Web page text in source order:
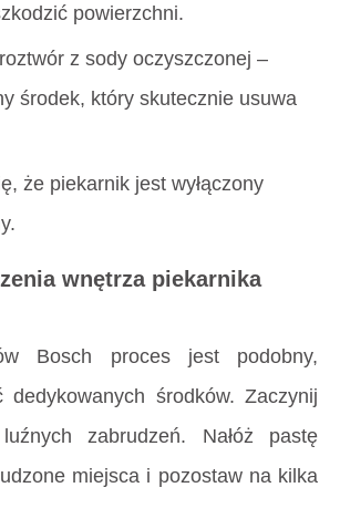
powierzchni.
z sody oczyszczonej –
środek, który skutecznie usuwa
że piekarnik jest wyłączony
wnętrza piekarnika
Bosch proces jest podobny,
środków. Zaczynij
zabrudzeń. Nałóż pastę
miejsca i pozostaw na kilka